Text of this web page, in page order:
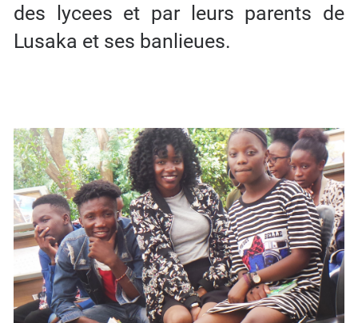
des lycees et par leurs parents de
Lusaka et ses banlieues.